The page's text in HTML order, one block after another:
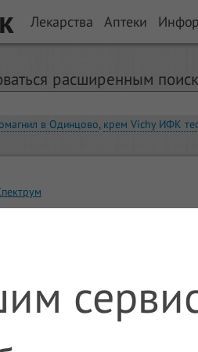
Лекарства Аптеки
расширенным
в Одинцово, крем Vichy ИФК